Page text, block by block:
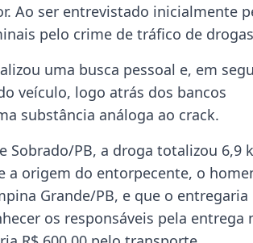
Ao ser entrevistado inicialmente
pelo crime de tráfico de
uma busca pessoal e, em
veículo, logo atrás dos bancos
substância análoga ao crack.
Sobrado/PB, a droga totalizou 6,9
a origem do entorpecente, o
Grande/PB, e que o entregaria
os responsáveis pela entrega